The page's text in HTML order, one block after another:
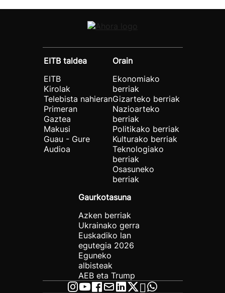
EITB taldea
EITB
Kirolak
Telebista nahieran
Primeran
Gaztea
Makusi
Guau - Gure
Audioa
Orain
Ekonomiako
berriak
Gizarteko berriak
Nazioarteko
berriak
Politikako berriak
Kulturako berriak
Teknologiako
berriak
Osasuneko
berriak
Gaurkotasuna
Azken berriak
Ukrainako gerra
Euskadiko lan
egutegia 2026
Eguneko
albisteak
AEB eta Trump